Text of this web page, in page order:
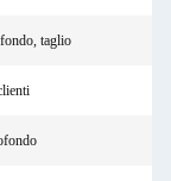
taglio